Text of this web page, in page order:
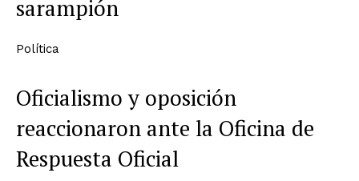
sarampión
Política
Oficialismo y oposición
reaccionaron ante la Oficina de
Respuesta Oficial